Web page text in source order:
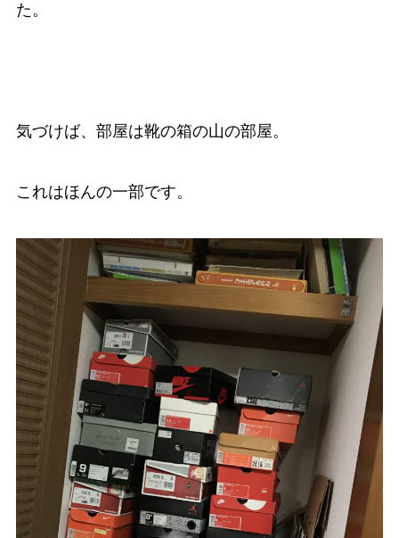
た。
気づけば、部屋は靴の箱の山の部屋。
これはほんの一部です。